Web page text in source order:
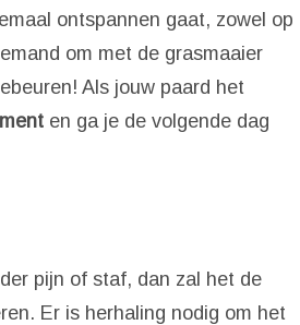
ontspannen gaat, zowel op
om met de grasmaaier
Als jouw paard het
en ga je de volgende dag
pijn of staf, dan zal het de
Er is herhaling nodig om het